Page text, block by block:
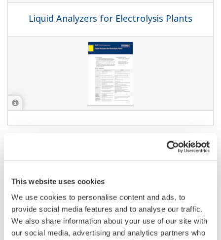
This website uses cookies
We use cookies to personalise content and ads, to
provide social media features and to analyse our traffic.
We also share information about your use of our site with
our social media, advertising and analytics partners who
Liquid Analyzers for Electrolysis Plants
Resin Monitoring at Power Station